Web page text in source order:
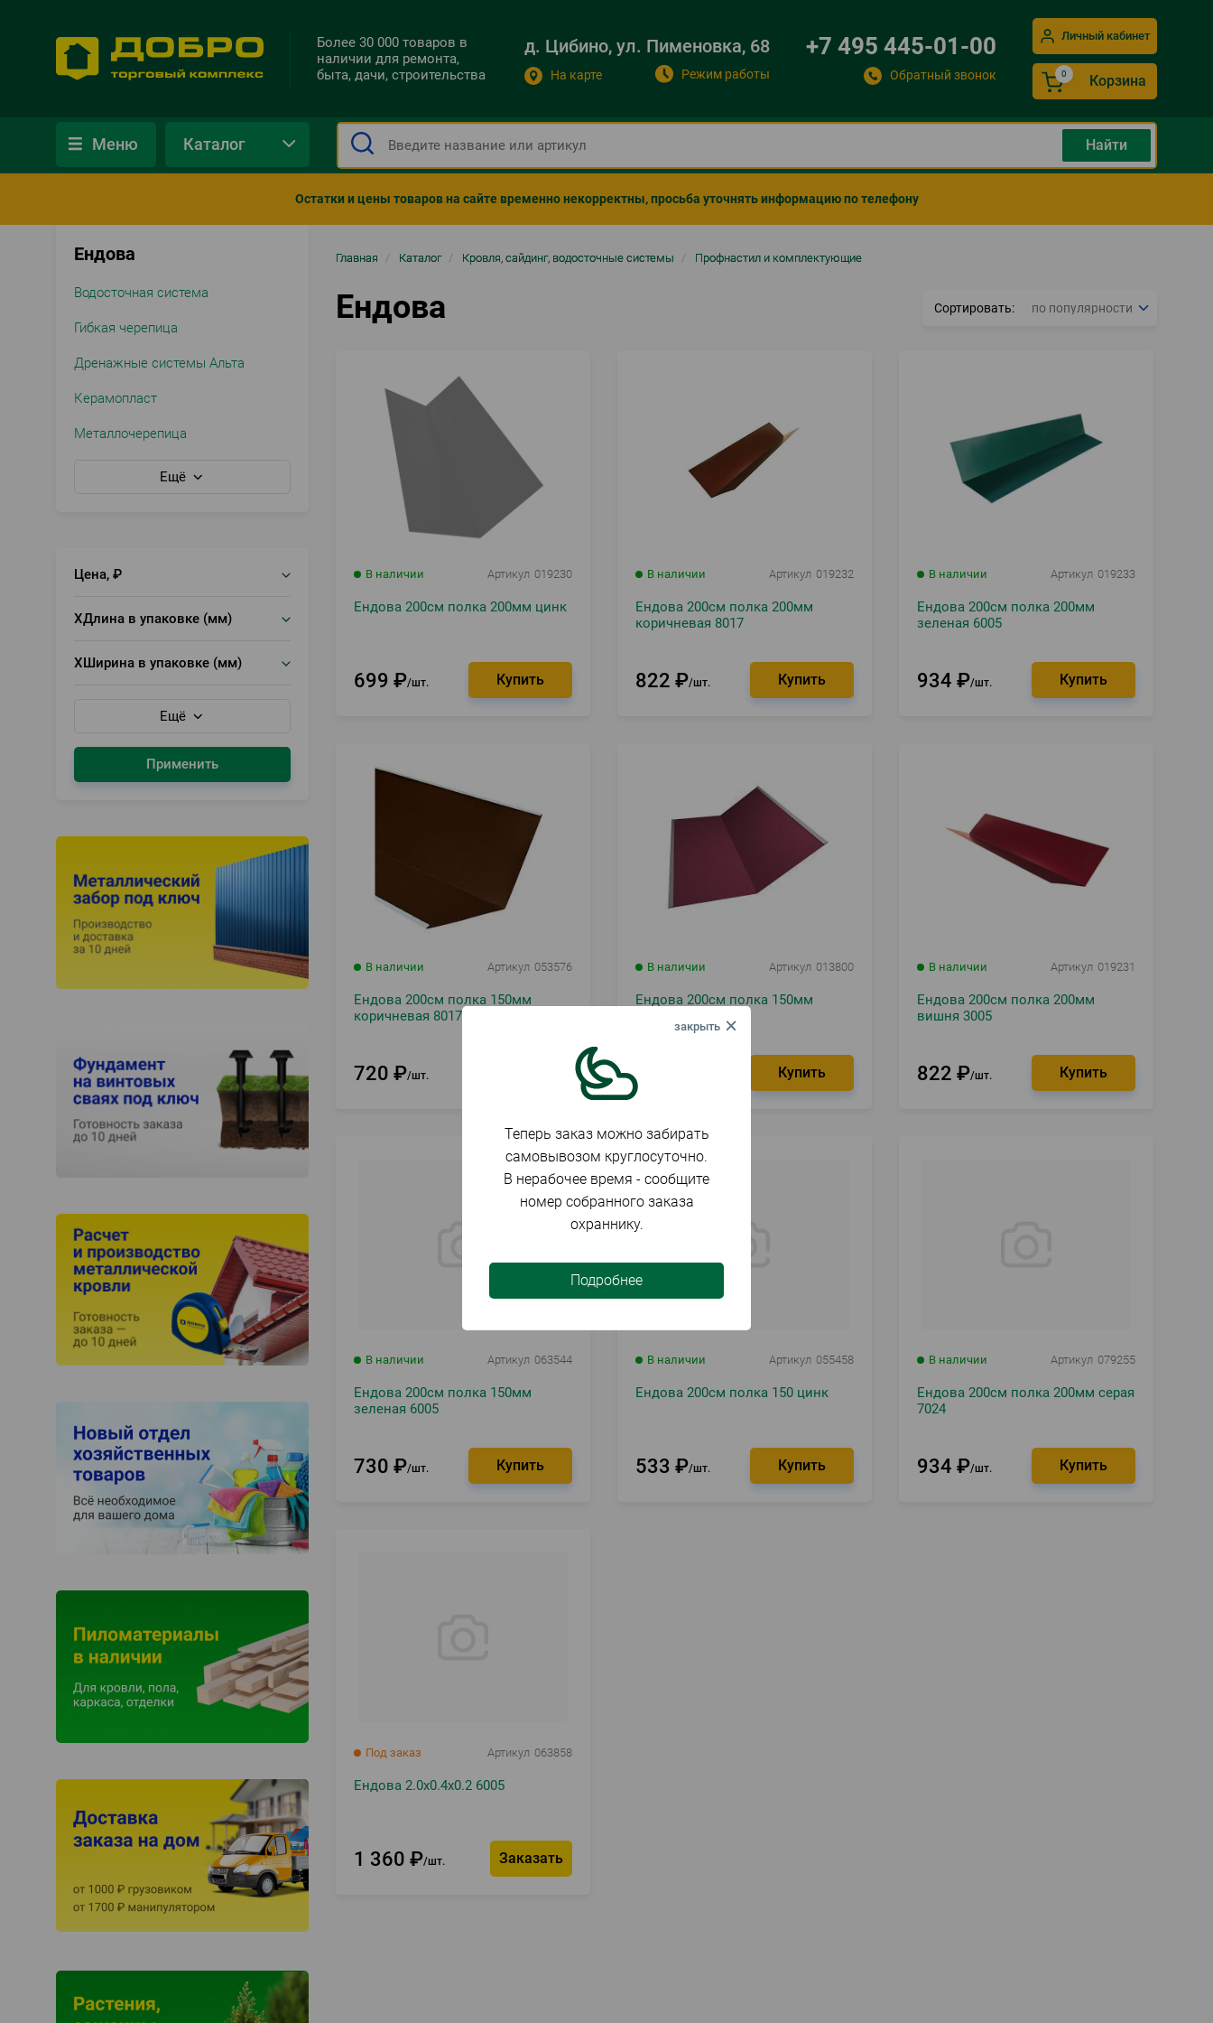
Более 30 000 товаров в
наличии для ремонта,
быта, дачи, строительства
д. Цибино, ул. Пименовка, 68
На карте Режим работы
+7 495 445-01-00
Обратный звонок
Личный кабинет
Корзина
Меню Каталог
Остатки и цены товаров на сайте временно некорректны, просьба уточнять информацию по телефону
Ендова
Водосточная система
Гибкая черепица
Дренажные системы Альта
Керамопласт
Металлочерепица
Ещё
Цена, ₽
XДлина в упаковке (мм)
XШирина в упаковке (мм)
Ещё
Применить
Строка
навигации
Главная / Каталог / Кровля, сайдинг, водосточные системы / Профнастил и комплектующие
Ендова Сортировать
В наличии Артикул 019230
Ендова 200см полка 200мм цинк
699 ₽ шт.
В наличии Артикул 019232
Ендова 200см полка 200мм
коричневая 8017
822 ₽ шт.
В наличии Артикул 019233
Ендова 200см полка 200мм
зеленая 6005
934 ₽ шт.
В наличии Артикул 053576
Ендова 200см полка 150мм
коричневая 8017
720 ₽ шт.
В наличии Артикул 013800
Ендова 200см полка 150мм
626
В наличии Артикул 019231
Ендова 200см полка 200мм
вишня 3005
822 ₽ шт.
В наличии Артикул 063544
Ендова 200см полка 150мм
зеленая 6005
730 ₽ шт.
В наличии Артикул 055458
Ендова 200см полка 150 цинк
533 ₽ шт.
В наличии Артикул 079255
Ендова 200см полка 200мм серая
7024
934 ₽ шт.
Под заказ Артикул 063858
Ендова 2.0х0.4х0.2 6005
1 360 ₽ шт. Заказать
Теперь заказ можно забирать
самовывозом круглосуточно.
В нерабочее время - сообщите
номер собранного заказа
охраннику.
Подробнее